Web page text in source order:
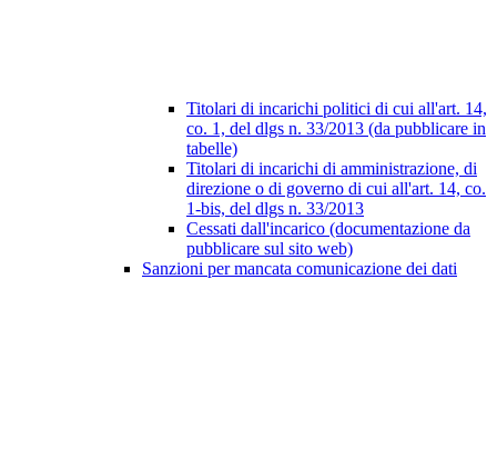
Titolari di incarichi politici di cui all'art. 14,
co. 1, del dlgs n. 33/2013 (da pubblicare in
tabelle)
Titolari di incarichi di amministrazione, di
direzione o di governo di cui all'art. 14, co.
1-bis, del dlgs n. 33/2013
Cessati dall'incarico (documentazione da
pubblicare sul sito web)
Sanzioni per mancata comunicazione dei dati